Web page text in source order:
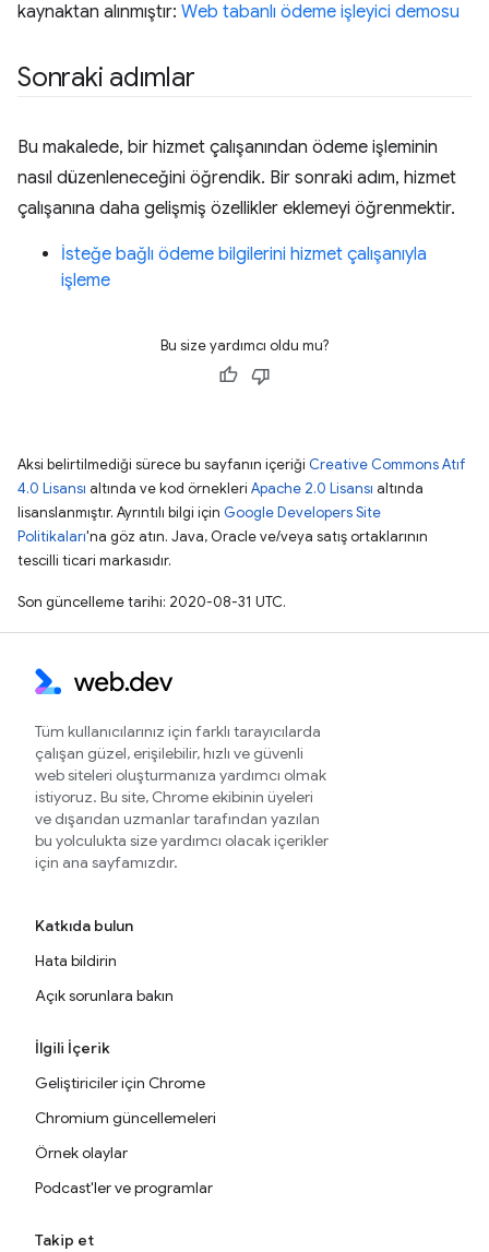
kaynaktan alınmıştır: Web tabanlı ödeme işleyici demosu
Sonraki adımlar
Bu makalede, bir hizmet çalışanından ödeme işleminin
nasıl düzenleneceğini öğrendik. Bir sonraki adım, hizmet
çalışanına daha gelişmiş özellikler eklemeyi öğrenmektir.
İsteğe bağlı ödeme bilgilerini hizmet çalışanıyla
işleme
Bu size yardımcı oldu mu?
Aksi belirtilmediği sürece bu sayfanın içeriği Creative Commons Atıf
4.0 Lisansı altında ve kod örnekleri Apache 2.0 Lisansı altında
lisanslanmıştır. Ayrıntılı bilgi için Google Developers Site
Politikaları'na göz atın. Java, Oracle ve/veya satış ortaklarının
tescilli ticari markasıdır.
Son güncelleme tarihi: 2020-08-31 UTC.
Tüm kullanıcılarınız için farklı tarayıcılarda
çalışan güzel, erişilebilir, hızlı ve güvenli
web siteleri oluşturmanıza yardımcı olmak
istiyoruz. Bu site, Chrome ekibinin üyeleri
ve dışarıdan uzmanlar tarafından yazılan
bu yolculukta size yardımcı olacak içerikler
için ana sayfamızdır.
Katkıda bulun
Hata bildirin
Açık sorunlara bakın
İlgili İçerik
Geliştiriciler için Chrome
Chromium güncellemeleri
Örnek olaylar
Podcast'ler ve programlar
Takip et